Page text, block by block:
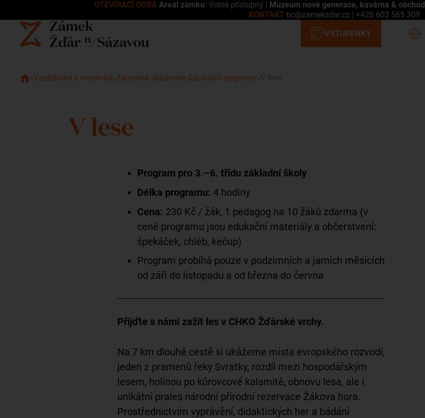
OTEVÍRACÍ DOBA Areál zámku: Volně přístupný | Muzeum nové generace, kavárna & obchod
KONTAKT tic@zamekzdar.cz | +420 602 565 309
Vzdělávání a kreativita Zámecká akademie Edukační programy
V lese
Program pro 3.–6. třídu základní školy
Délka programu: 4 hodiny
Cena: 230 Kč / žák, 1 pedagog na 10 žáků zdarma (v
ceně programu jsou edukační materiály a občerstvení:
špekáček, chléb, kečup)
Program probíhá pouze v podzimních a jarních měsících
od září do listopadu a od března do června
Přijďte s námi zažít les v CHKO Žďárské vrchy.
Na 7 km dlouhé cestě si ukážeme místa evropského rozvodí,
jeden z pramenů řeky Svratky, rozdíl mezi hospodářským
lesem, holinou po kůrovcové kalamitě, obnovu lesa, ale i
unikátní prales národní přírodní rezervace Žákova hora.
Prostřednictvím vyprávění, didaktických her a bádání